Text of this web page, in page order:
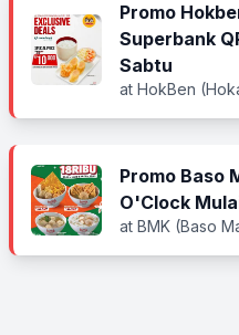
Promo
Superbank
Sabtu
at HokBen
Promo Baso
O'Clock
at BMK (Baso